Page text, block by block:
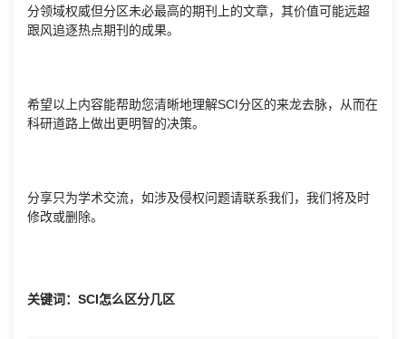
分领域权威但分区未必最高的期刊上的文章，其价值可能远超
跟风追逐热点期刊的成果。
希望以上内容能帮助您清晰地理解SCI分区的来龙去脉，从而在
科研道路上做出更明智的决策。
分享只为学术交流，如涉及侵权问题请联系我们，我们将及时
修改或删除。
关键词：SCI怎么区分几区